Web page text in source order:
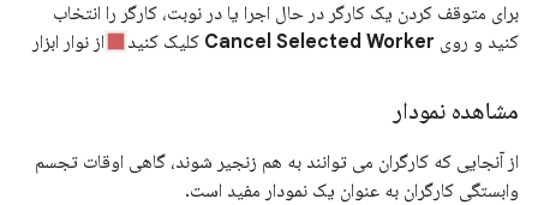
برای متوقف کردن یک کارگر در حال اجرا یا در نوبت، کارگر را انتخاب
کنید و روی Cancel Selected Worker کلیک کنید از نوار ابزار
مشاهده نمودار
از آنجایی که کارگران می توانند به هم زنجیر شوند، گاهی اوقات تجسم
وابستگی کارگران به عنوان یک نمودار مفید است.